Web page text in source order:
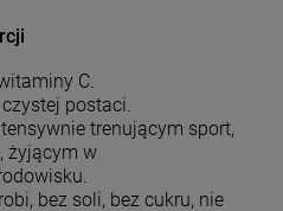
C.
postaci.
trenującym sport,
żyjącym w
bez soli, bez cukru, nie